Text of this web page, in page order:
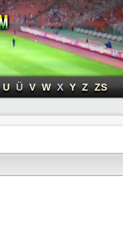
U Ü V W X Y Z ZS